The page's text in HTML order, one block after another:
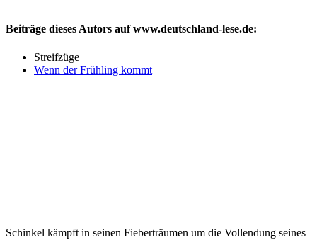
Beiträge dieses Autors auf www.deutschland-lese.de:
Streifzüge
Wenn der Frühling kommt
Schinkel kämpft in seinen Fieberträumen um die Vollendung seines